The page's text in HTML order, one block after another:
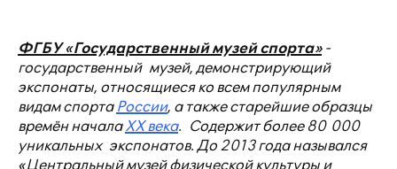
ФГБУ«Государственный музей спорта»-
государственный музей, демонстрирующий
экспонаты, относящиеся ко всем популярным
видам спорта России, а также старейшие образцы
времён началаXX века. Содержит более 80 000
уникальных экспонатов. До 2013 года назывался
«Центральный музей физической культуры и